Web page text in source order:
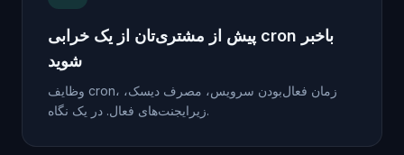
پیش از مشتری‌تان از یک خرابی cron باخبر
شوید
وظایف cron، زمان فعال‌بودن سرویس، مصرف دیسک،
زیرایجنت‌های فعال. در یک نگاه.